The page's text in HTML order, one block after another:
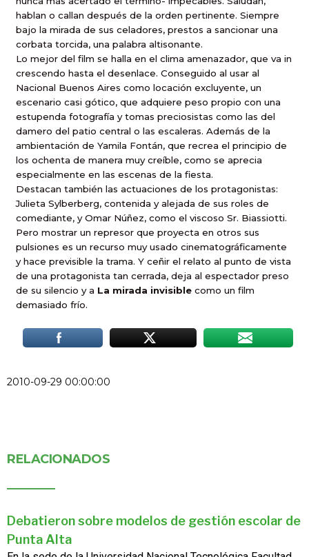
hablan o callan después de la orden pertinente. Siempre
bajo la mirada de sus celadores, prestos a sancionar una
corbata torcida, una palabra altisonante.
Lo mejor del film se halla en el clima amenazador, que va in
crescendo hasta el desenlace. Conseguido al usar al
Nacional Buenos Aires como locación excluyente, un
escenario casi gótico, que adquiere peso propio con una
estupenda fotografía y tomas preciosistas como las del
damero del patio central o las escaleras. Además de la
ambientación de Yamila Fontán, que recrea el principio de
los ochenta de manera muy creíble, como se aprecia
especialmente en las escenas de la fiesta.
Destacan también las actuaciones de los protagonistas:
Julieta Sylberberg, contenida y alejada de sus roles de
comediante, y Omar Núñez, como el viscoso Sr. Biassiotti.
Pero mostrar un represor que proyecta en otros sus
pulsiones es un recurso muy usado cinematográficamente
y hace previsible la trama. Y ceñir el relato al punto de vista
de una protagonista tan cerrada, deja al espectador preso
de su silencio y a La mirada invisible como un film
demasiado frío.
2010-09-29 00:00:00
RELACIONADOS
Debatieron sobre modelos de gestión escolar de
Punta Alta